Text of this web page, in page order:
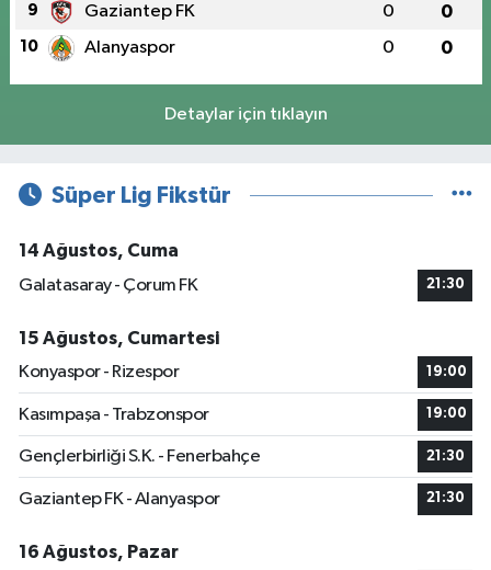
9 Gaziantep FK 0 0
10 Alanyaspor 0 0
Detaylar için tıklayın
Süper Lig Fikstür
14 Ağustos, Cuma
Galatasaray - Çorum FK
21:30
15 Ağustos, Cumartesi
Konyaspor - Rizespor
19:00
Kasımpaşa - Trabzonspor 19:00
Gençlerbirliği S.K. - Fenerbahçe 21:30
Gaziantep FK - Alanyaspor 21:30
16 Ağustos, Pazar